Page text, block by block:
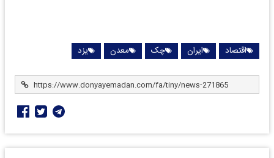
اقتصاد ایران چک معدن یزد